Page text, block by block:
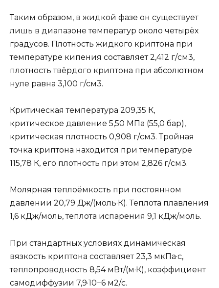
Таким образом, в жидкой фазе он существует
лишь в диапазоне температур около четырёх
градусов. Плотность жидкого криптона при
температуре кипения составляет 2,412 г/см3,
плотность твёрдого криптона при абсолютном
нуле равна 3,100 г/см3.
Критическая температура 209,35 К,
критическое давление 5,50 МПа (55,0 бар),
критическая плотность 0,908 г/см3. Тройная
точка криптона находится при температуре
115,78 К, его плотность при этом 2,826 г/см3.
Молярная теплоёмкость при постоянном
давлении 20,79 Дж/(моль·К). Теплота плавления
1,6 кДж/моль, теплота испарения 9,1 кДж/моль.
При стандартных условиях динамическая
вязкость криптона составляет 23,3 мкПа·с,
теплопроводность 8,54 мВт/(м·К), коэффициент
самодиффузии 7,9·10−6 м2/с.